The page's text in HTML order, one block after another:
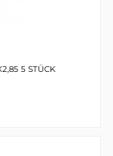
5 STÜCK